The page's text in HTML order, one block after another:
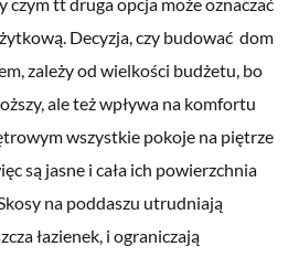
Decyzja, czy budować dom
zależy od wielkości budżetu, bo
ale też wpływa na komfortu
wszystkie pokoje na piętrze
są jasne i cała ich powierzchnia
na poddaszu utrudniają
łazienek, i ograniczają